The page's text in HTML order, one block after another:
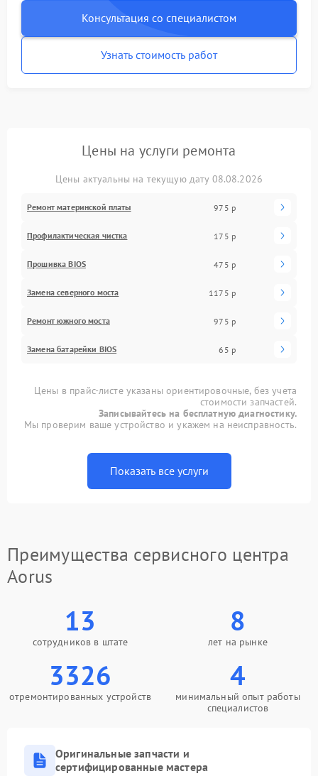
Консультация со специалистом
Узнать стоимость работ
Цены на услуги ремонта
Цены актуальны на текущую дату 08.08.2026
Ремонт материнской платы 975 р
Профилактическая чистка 175 р
Прошивка BIOS 475 р
Замена северного моста 1175 р
Ремонт южного моста 975 р
Замена батарейки BIOS 65 р
Цены в прайс-листе указаны ориентировочные, без учета
стоимости запчастей.
Записывайтесь на бесплатную диагностику.
Мы проверим ваше устройство и укажем на неисправность.
Показать все услуги
Преимущества сервисного центра
Aorus
13
сотрудников в штате
8
лет на рынке
3326
отремонтированных устройств
4
минимальный опыт работы
специалистов
Оригинальные запчасти и
сертифицированные мастера